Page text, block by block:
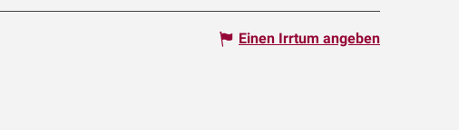
Einen Irrtum angeben